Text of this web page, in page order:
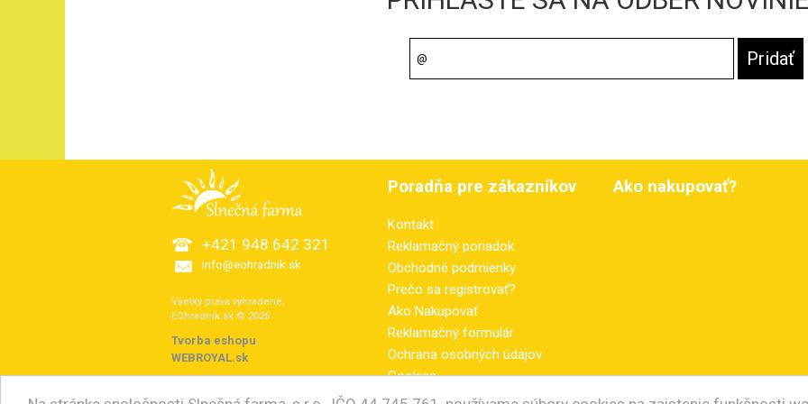
+421 948 642 321
info@eohradnik.sk
Všetky práva vyhradené.
EOhradnik.sk © 2026
Tvorba eshopu:
WEBROYAL.sk
Poradňa pre zákazníkov
Kontakt
Reklamačný poriadok
Obchodné podmienky
Prečo sa registrovať?
Ako Nakupovať
Reklamačný formulár
Ochrana osobných údajov
Cookies
Elektronicke odstúpenie od
Ako nakupovať?